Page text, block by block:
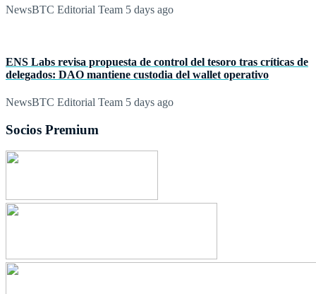
NewsBTC Editorial Team 5 days ago
ENS Labs revisa propuesta de control del tesoro tras críticas de
delegados: DAO mantiene custodia del wallet operativo
NewsBTC Editorial Team 5 days ago
Socios Premium